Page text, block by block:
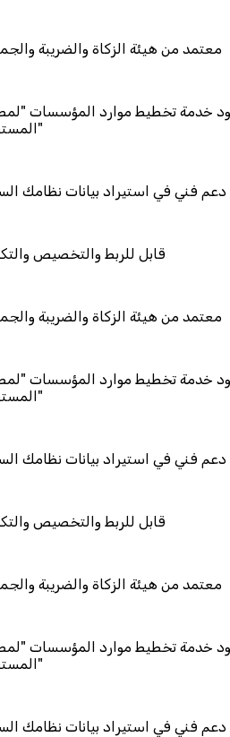
معتمد من هيئة الزكاة
كمزود خدمة تخطيط موارد
دعم فني في استيراد بيانات
قابل للربط
معتمد من هيئة الزكاة
كمزود خدمة تخطيط موارد
دعم فني في استيراد بيانات
قابل للربط
معتمد من هيئة الزكاة
كمزود خدمة تخطيط موارد
دعم فني في استيراد بيانات